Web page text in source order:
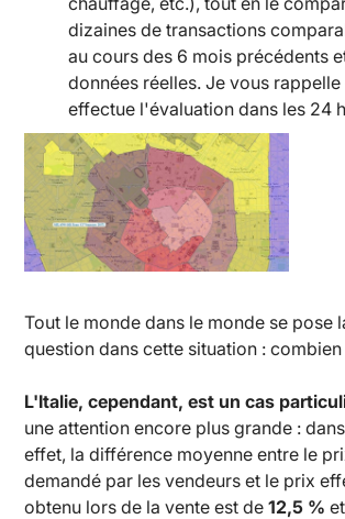
dizaines de transactions
au cours des 6 mois précédents
données réelles. Je vous
effectue l'évaluation dans les 24
Tout le monde dans le monde se pose
question dans cette situation :
L'Italie, cependant, est un cas
une attention encore plus grande :
effet, la différence moyenne entre le
demandé par les vendeurs et le prix
obtenu lors de la vente est de12,5 %